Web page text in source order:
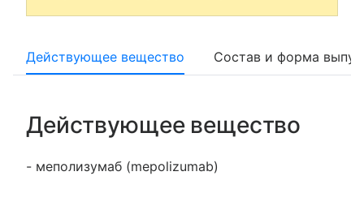
Действующее вещество Состав и форма
Действующее вещество
- меполизумаб (mepolizumab)